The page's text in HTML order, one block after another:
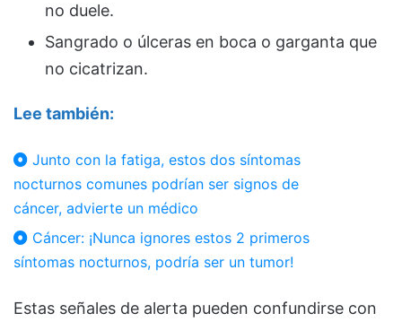
no duele.
Sangrado o úlceras en boca o garganta que
no cicatrizan.
Lee también:
Junto con la fatiga, estos dos síntomas
nocturnos comunes podrían ser signos de
cáncer, advierte un médico
Cáncer: ¡Nunca ignores estos 2 primeros
síntomas nocturnos, podría ser un tumor!
Estas señales de alerta pueden confundirse con